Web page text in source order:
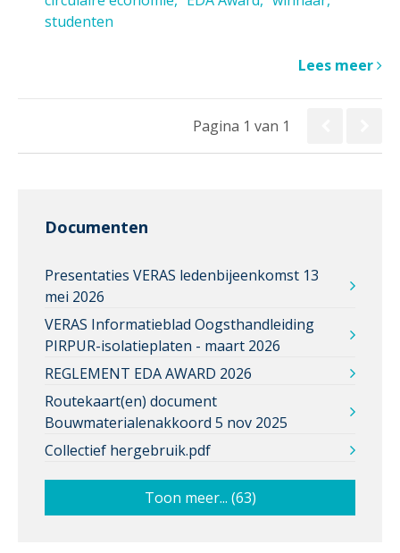
studenten
Lees meer
Pagina 1 van 1
Documenten
Presentaties VERAS ledenbijeenkomst 13
mei 2026
VERAS Informatieblad Oogsthandleiding
PIRPUR-isolatieplaten - maart 2026
REGLEMENT EDA AWARD 2026
Routekaart(en) document
Bouwmaterialenakkoord 5 nov 2025
Collectief hergebruik.pdf
Toon meer... (63)